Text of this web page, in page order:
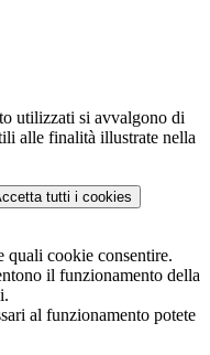
utilizzati si avvalgono di
alle finalità illustrate nella
tutti i cookies
quali cookie consentire.
il funzionamento della
al funzionamento potete